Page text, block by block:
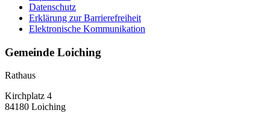
Datenschutz
Erklärung zur Barrierefreiheit
Elektronische Kommunikation
Gemeinde Loiching
Rathaus
Kirchplatz 4
84180 Loiching